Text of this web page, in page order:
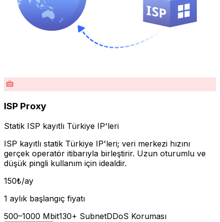
ISP Proxy
Statik ISP kayıtlı Türkiye IP'leri
ISP kayıtlı statik Türkiye IP'leri; veri merkezi hızını
gerçek operatör itibarıyla birleştirir. Uzun oturumlu ve
düşük pingli kullanım için idealdir.
150₺/ay
1 aylık başlangıç fiyatı
500–1000 Mbit130+ SubnetDDoS Koruması